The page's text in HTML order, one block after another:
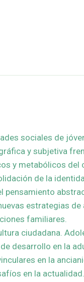
sociales de
y subjetiva
y metabólicos del
de la
pensamiento
estrategias
familiares.
ciudadana.
desarrollo en la
en la
en la actualidad.